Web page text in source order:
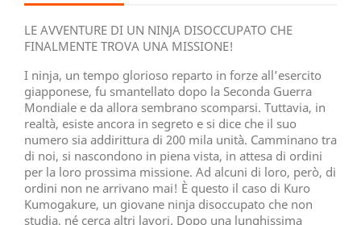
LE AVVENTURE DI UN NINJA DISOCCUPATO CHE
FINALMENTE TROVA UNA MISSIONE!
I ninja, un tempo glorioso reparto in forze all’esercito
giapponese, fu smantellato dopo la Seconda Guerra
Mondiale e da allora sembrano scomparsi. Tuttavia, in
realtà, esiste ancora in segreto e si dice che il suo
numero sia addirittura di 200 mila unità. Camminano tra
di noi, si nascondono in piena vista, in attesa di ordini
per la loro prossima missione. Ad alcuni di loro, però, di
ordini non ne arrivano mai! È questo il caso di Kuro
Kumogakure, un giovane ninja disoccupato che non
studia, né cerca altri lavori. Dopo una lunghissima